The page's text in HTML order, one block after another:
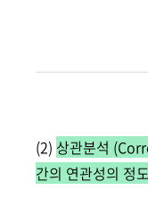
(2) 상관분석
간의 연관성의 정도